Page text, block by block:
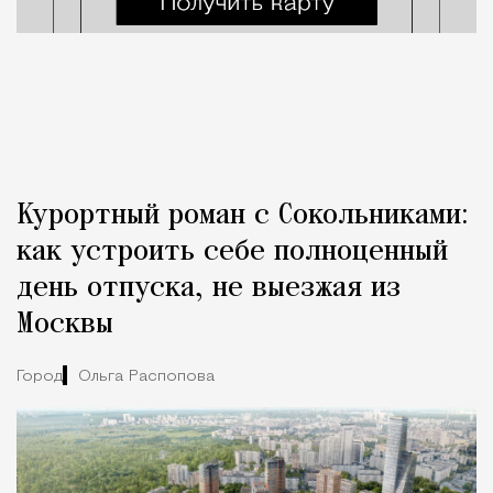
Курортный роман с Сокольниками:
как устроить себе полноценный
день отпуска, не выезжая из
Москвы
Город Ольга Распопова